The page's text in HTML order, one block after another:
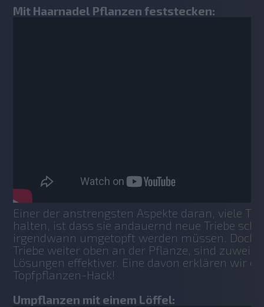
Mit Haarnadel Pflanzen feststecken:
Einer der anstrengsten Aspekte daran, viele
halten, ist dass sie andauernd neue Triebe
irgendwann umgetopft werden müssen. Doch
Triebe weiter oben an der Pflanze, sind
Lösungen effektiver. Eine davon erklären wir
Topfpflanzen-Hack!
Umpflanzen mit einem Löffel: